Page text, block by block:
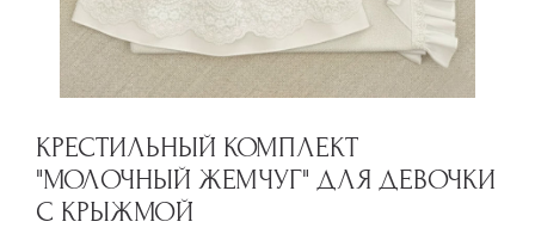
КРЕСТИЛЬНЫЙ КОМПЛЕКТ
"МОЛОЧНЫЙ ЖЕМЧУГ" ДЛЯ ДЕВОЧКИ
С КРЫЖМОЙ